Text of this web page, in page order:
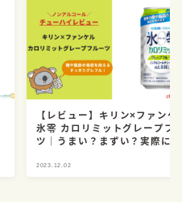
【レビュー】キリン×ファンケ
氷零 カロリミットグレープフ
ツ｜うまい？まずい？実際に
総まとめ〈ノンアルコール〉
2023.12.02